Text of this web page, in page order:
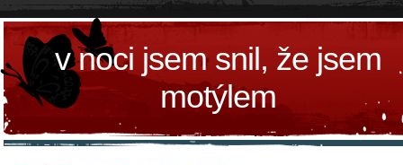
v noci jsem snil, že jsem
motýlem